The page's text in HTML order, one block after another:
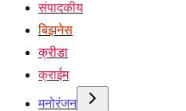
संपादकीय
बिझनेस
क्रीडा
क्राईम
मनोरंजन